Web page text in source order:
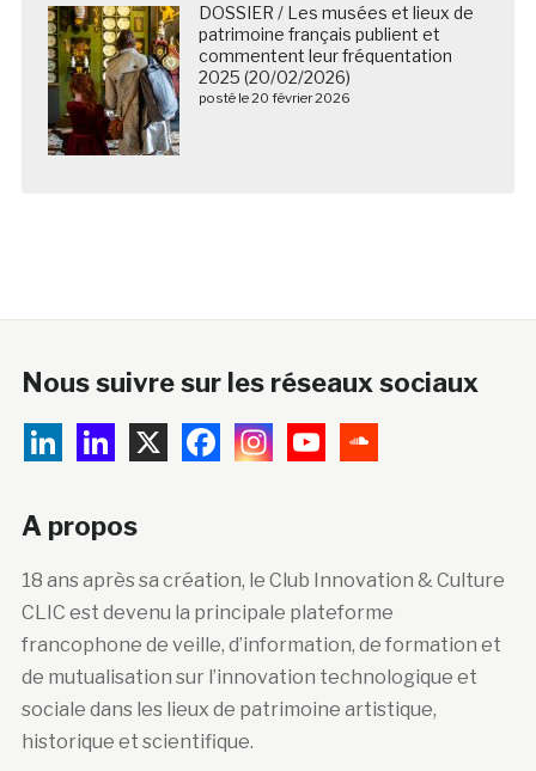
DOSSIER / Les musées et lieux de
patrimoine français publient et
commentent leur fréquentation
2025 (20/02/2026)
posté le 20 février 2026
Nous suivre sur les réseaux sociaux
A propos
18 ans après sa création, le Club Innovation & Culture
CLIC est devenu la principale plateforme
francophone de veille, d’information, de formation et
de mutualisation sur l’innovation technologique et
sociale dans les lieux de patrimoine artistique,
historique et scientifique.